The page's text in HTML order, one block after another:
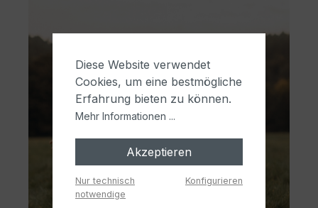
Diese Website verwendet
Cookies, um eine bestmögliche
Erfahrung bieten zu können.
Mehr Informationen ...
Akzeptieren
Nur technisch
notwendige
Konfigurieren